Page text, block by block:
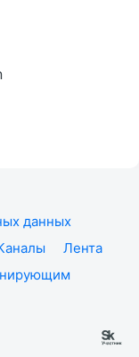
данных
Лента